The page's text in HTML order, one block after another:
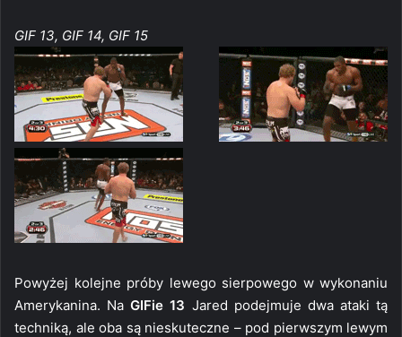
GIF 13, GIF 14, GIF 15
Powyżej kolejne próby lewego sierpowego w wykonaniu
Amerykanina. NaGIFie 13 Jared podejmuje dwa ataki tą
techniką, ale oba są nieskuteczne – pod pierwszym lewym